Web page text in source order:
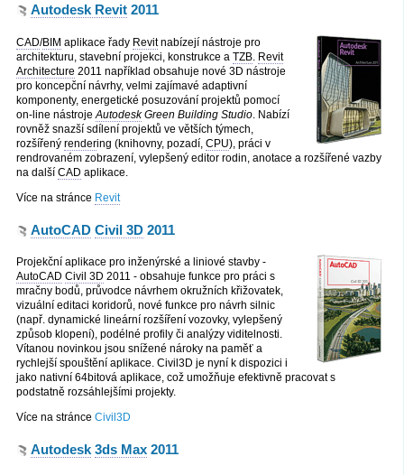
Autodesk Revit 2011
CAD/BIM aplikace řady Revitnabízejí nástroje pro
architekturu, stavební projekci, konstrukce a TZB Revit
Architecture 2011 například obsahuje nové 3D nástroje
pro koncepční návrhy, velmi zajímavé adaptivní
komponenty, energetické posuzování projektů pomocí
on-line nástroje AutodeskGreen Building Studio . Nabízí
rovněž snazší sdílení projektů ve větších týmech,
rozšířený rendering (knihovny, pozadí, CPU), práci v
rendrovaném zobrazení, vylepšený editor rodin, anotace a rozšířené vazby
na další CAD aplikace.
Více na stránce Revit
AutoCAD Civil 3D 2011
Projekční aplikace pro inženýrské a liniové stavby -
AutoCAD Civil 3D 2011 - obsahuje funkce pro práci s
mračny bodů, průvodce návrhem okružních křižovatek,
vizuální editaci koridorů, nové funkce pro návrh silnic
(např. dynamické lineární rozšíření vozovky, vylepšený
způsob klopení), podélné profily či analýzy viditelnosti.
Vítanou novinkou jsou snížené nároky na paměť a
rychlejší spouštění aplikace. Civil3D je nyní k dispozici i
jako nativní 64bitová aplikace, což umožňuje efektivně pracovat s
podstatně rozsáhlejšími projekty.
Více na stránce Civil3D
Autodesk 3ds Max 2011